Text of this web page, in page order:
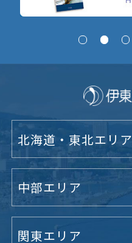
北海道・東北エリア
中部エリア
関東エリア